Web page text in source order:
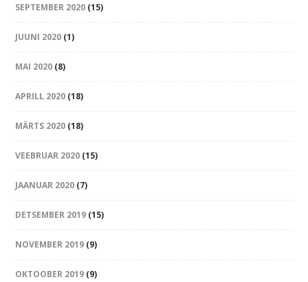
SEPTEMBER 2020 (15)
JUUNI 2020 (1)
MAI 2020 (8)
APRILL 2020 (18)
MÄRTS 2020 (18)
VEEBRUAR 2020 (15)
JAANUAR 2020 (7)
DETSEMBER 2019 (15)
NOVEMBER 2019 (9)
OKTOOBER 2019 (9)